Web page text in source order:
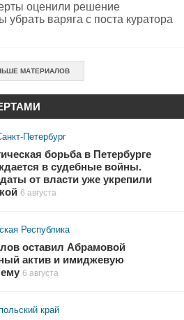
оценили решение
убрать варяга с поста куратора
МАТЕРИАЛОВ
Петербург
борьба в Петербурге
в судебные войны.
от власти уже укрепили
6 августа
Республика
оставил Абрамовой
актив и имиджевую
6 августа
край